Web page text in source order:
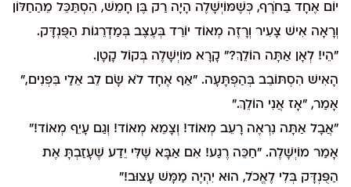
יוֹם אֶחָד בַּחֹרֶף, כְּשֶׁמּוֹיְשָׁלֶה הָיָה רַק בֶּן חָמֵשׁ, הִסְתַּכֵּל מֵהַחַלּוֹן
וְרָאָה אִישׁ צָעִיר וְרָזֶה מְאוֹד יוֹרֵד בְּעֶצֶב בְּמַדְרֵגוֹת הַפֻּנְדָּק.
"הֵי! לְאָן אַתָּה הוֹלֵךְ?" קָרָא מוֹיְשָׁלֶה בְּקוֹל קָטָן.
הָאִישׁ הִסְתּוֹבֵב בְּהַפְתָּעָה. "אַף אֶחָד לֹא שָׂם לֵב אֵלַי בִּפְנִים,"
אָמַר, "אָז אֲנִי הוֹלֵךְ."
"אֲבָל אַתָּה נִרְאֶה רָעֵב מְאוֹד! וְצָמֵא מְאוֹד! וְגַם עָיֵף מְאוֹד!"
אָמַר מוֹיְשָׁלֶה. "חַכֵּה רֶגַע! אִם אַבָּא שֶׁלִּי יֵדַע שֶׁעָזַבְתָּ אֶת
הַפֻּנְדָּק בְּלִי לֶאֱכֹל, הוּא יִהְיֶה מַמָּשׁ עָצוּב!"